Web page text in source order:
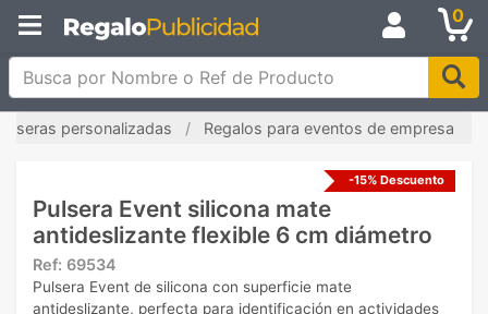
0
Busca por Nombre o Ref de Producto
personalizadas Regalos para eventos de empresa
-15% Descuento
Pulsera Event silicona mate
antideslizante flexible 6 cm diámetro
Ref: 69534
Pulsera Event de silicona con superficie mate
antideslizante, perfecta para identificación en actividades